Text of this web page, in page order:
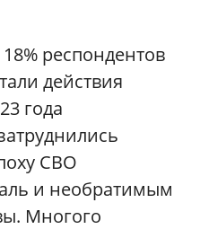
респондентов
действия
года
СВО
и необратимым
Многого